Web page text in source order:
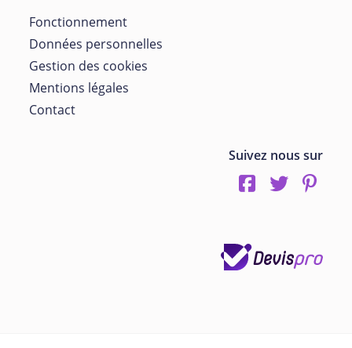
Fonctionnement
Données personnelles
Gestion des cookies
Mentions légales
Contact
Suivez nous sur